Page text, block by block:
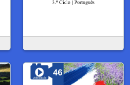
3.º Ciclo | Português